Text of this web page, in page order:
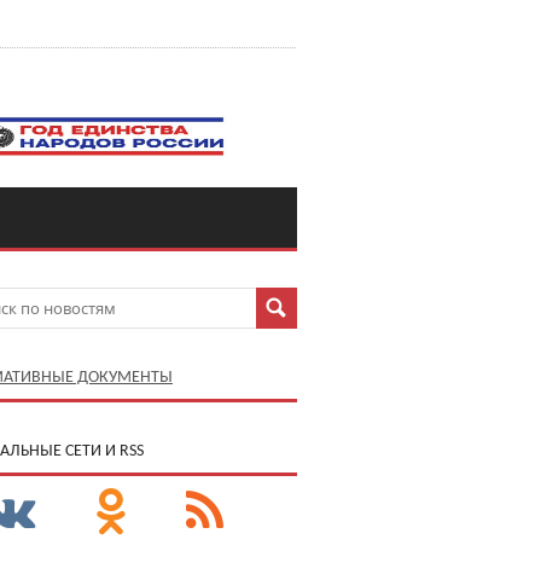
ДОКУМЕНТЫ
СЕТИ И RSS